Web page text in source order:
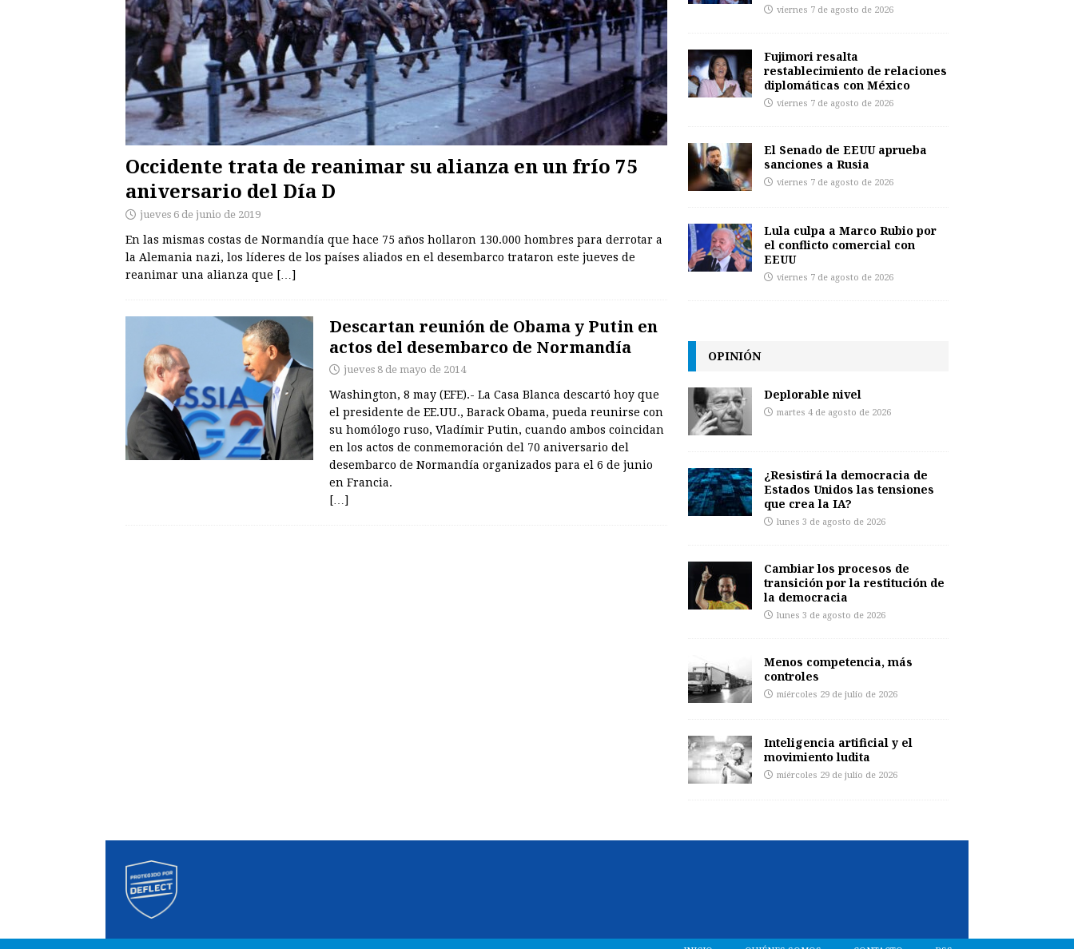
Occidente trata de reanimar su alianza en un frío 75
aniversario del Día D
jueves 6 de junio de 2019
En las mismas costas de Normandía que hace 75 años hollaron 130.000 hombres para derrotar a
la Alemania nazi, los líderes de los países aliados en el desembarco trataron este jueves de
reanimar una alianza que […]
Descartan reunión de Obama y Putin en
actos del desembarco de Normandía
jueves 8 de mayo de 2014
Washington, 8 may (EFE).- La Casa Blanca descartó hoy que
el presidente de EE.UU., Barack Obama, pueda reunirse con
su homólogo ruso, Vladímir Putin, cuando ambos coincidan
en los actos de conmemoración del 70 aniversario del
desembarco de Normandía organizados para el 6 de junio
en Francia.
[…]
viernes 7 de agosto de 2026
Fujimori resalta
restablecimiento de relaciones
diplomáticas con México
viernes 7 de agosto de 2026
El Senado de EEUU aprueba
sanciones a Rusia
viernes 7 de agosto de 2026
Lula culpa a Marco Rubio por
el conflicto comercial con
EEUU
viernes 7 de agosto de 2026
OPINIÓN
Deplorable nivel
martes 4 de agosto de 2026
¿Resistirá la democracia de
Estados Unidos las tensiones
que crea la IA?
lunes 3 de agosto de 2026
Cambiar los procesos de
transición por la restitución de
la democracia
lunes 3 de agosto de 2026
Menos competencia, más
controles
miércoles 29 de julio de 2026
Inteligencia artificial y el
movimiento ludita
miércoles 29 de julio de 2026